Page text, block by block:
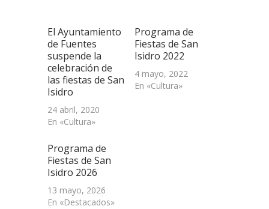
en
una
ventana
nueva)
El Ayuntamiento
de Fuentes
suspende la
celebración de
las fiestas de San
Isidro
24 abril, 2020
En «Cultura»
Programa de
Fiestas de San
Isidro 2022
4 mayo, 2022
En «Cultura»
Programa de
Fiestas de San
Isidro 2026
13 mayo, 2026
En «Destacados»